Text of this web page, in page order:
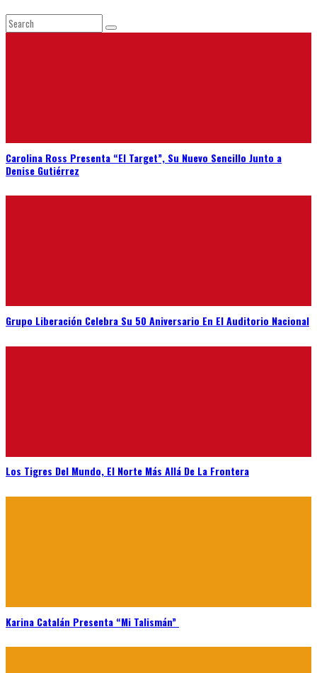
Carolina Ross Presenta “El Target”, Su Nuevo Sencillo Junto a
Denise Gutiérrez
Grupo Liberación Celebra Su 50 Aniversario En El Auditorio Nacional
Los Tigres Del Mundo, El Norte Más Allá De La Frontera
Karina Catalán Presenta “Mi Talismán”